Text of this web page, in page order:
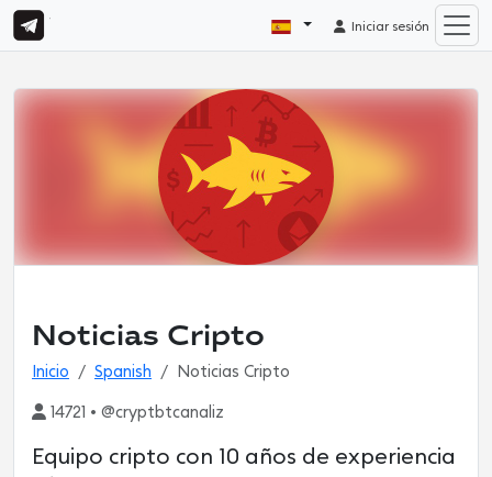
Iniciar sesión
Noticias Cripto
Inicio Spanish Noticias Cripto
14721 • @cryptbtcanaliz
Equipo cripto con 10 años de experiencia